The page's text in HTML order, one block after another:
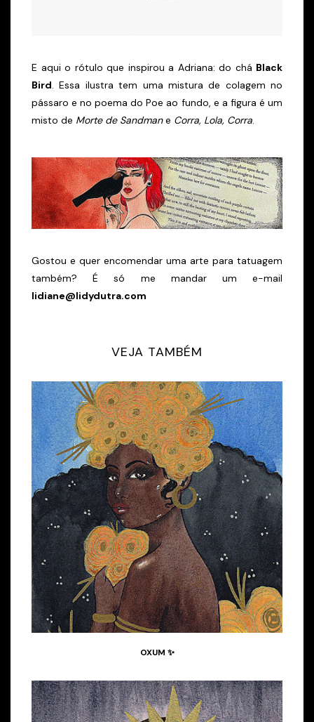
E aqui o rótulo que inspirou a Adriana: do chá Black
Bird. Essa ilustra tem uma mistura de colagem no
pássaro e no poema do Poe ao fundo, e a figura é um
misto de Morte de Sandmane Corra, Lola, Corra.
Gostou e quer encomendar uma arte para tatuagem
também? É só me mandar um e-mail
lidiane@lidydutra.com
VEJA TAMBÉM
OXUM ✨